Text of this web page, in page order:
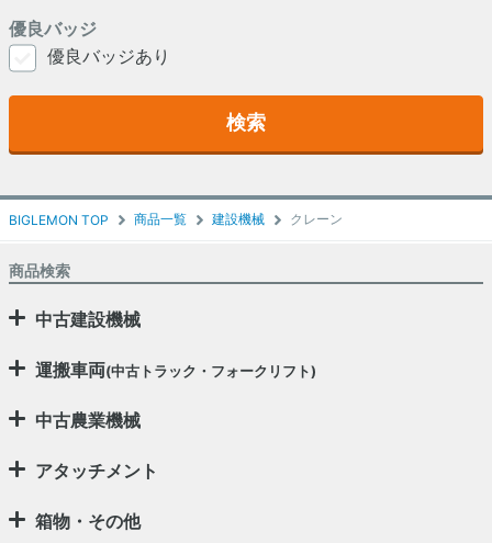
BIGLEMON TOP 商品一覧 建設機械 クレーン
優良バッジ
優良バッジあり
検索
商品検索
中古建設機械
運搬車両(中古トラック・フォークリフト)
中古農業機械
アタッチメント
箱物・その他